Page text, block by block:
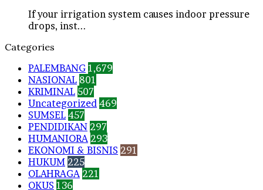
If your irrigation system causes indoor pressure
drops, inst...
Categories
PALEMBANG 1,679
NASIONAL 801
KRIMINAL 507
Uncategorized 469
SUMSEL 457
PENDIDIKAN 297
HUMANIORA 293
EKONOMI & BISNIS 291
HUKUM 225
OLAHRAGA 221
OKUS 136